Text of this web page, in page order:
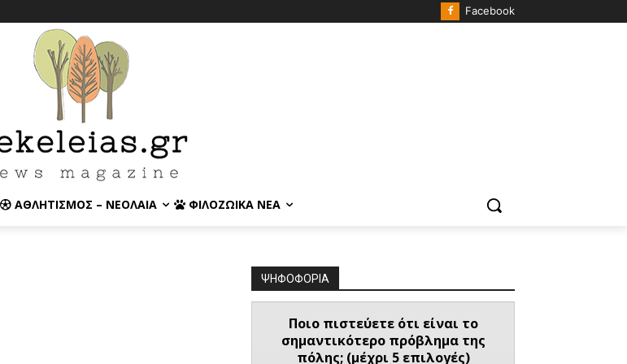
Facebook
ΑΘΛΗΤΙΣΜΌΣ – ΝΕΟΛΑΊΑ ΦΙΛΟΖΩΙΚΆ ΝΈΑ
ΨΗΦΟΦΟΡΙΑ
Ποιο πιστεύετε ότι είναι το
σημαντικότερο πρόβλημα της
πόλης; (μέχρι 5 επιλογές)